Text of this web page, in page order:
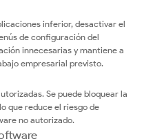
inferior, desactivar el
de configuración del
innecesarias y mantiene a
empresarial previsto.
Se puede bloquear la
que reduce el riesgo de
no autorizado.